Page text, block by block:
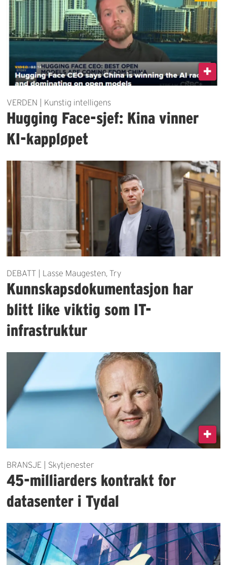
VERDEN | Kunstig intelligens
Hugging Face-sjef: Kina vinner
KI-kappløpet
DEBATT | Lasse Maugesten, Try
Kunnskapsdokumentasjon har
blitt like viktig som IT-
infrastruktur
BRANSJE | Skytjenester
45-milliarders kontrakt for
datasenter i Tydal